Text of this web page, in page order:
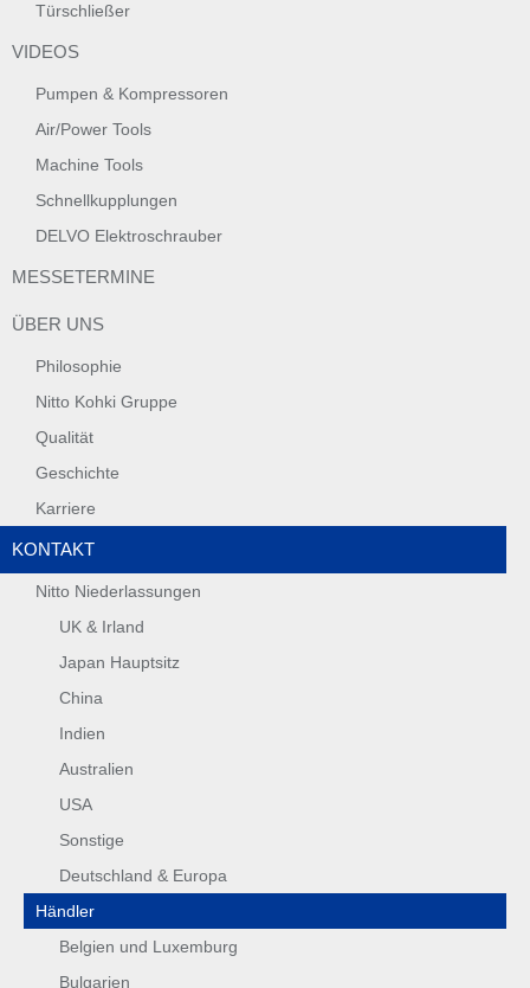
Türschließer
VIDEOS
Pumpen & Kompressoren
Air/Power Tools
Machine Tools
Schnellkupplungen
DELVO Elektroschrauber
MESSETERMINE
ÜBER UNS
Philosophie
Nitto Kohki Gruppe
Qualität
Geschichte
Karriere
KONTAKT
Nitto Niederlassungen
UK & Irland
Japan Hauptsitz
China
Indien
Australien
USA
Sonstige
Deutschland & Europa
Händler
Belgien und Luxemburg
Bulgarien